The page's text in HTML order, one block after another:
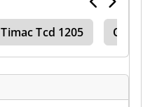
Timac Tcd 1205 Ona